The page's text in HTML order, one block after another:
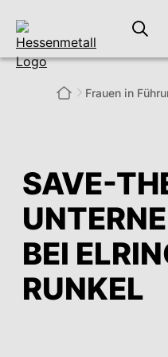
SAVE-
BEI
RUNKEL
Frauen in